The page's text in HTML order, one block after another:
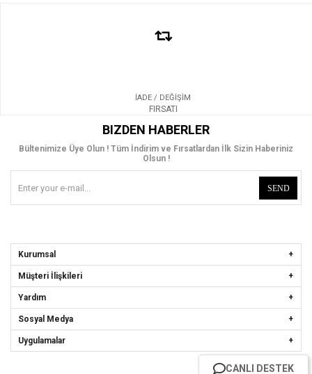
İADE / DEĞİŞİM
FIRSATI
BIZDEN HABERLER
Bültenimize Üye Olun ! Tüm İndirim ve Fırsatlardan İlk Sizin Haberiniz
Olsun !
SEND
Kurumsal
Müşteri İlişkileri
Yardım
Sosyal Medya
Uygulamalar
CANLI DESTEK